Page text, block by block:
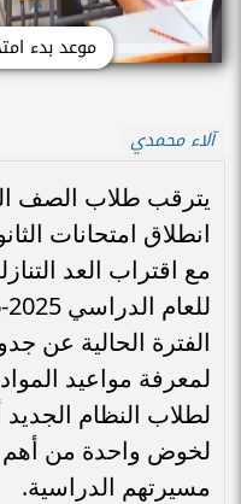
موعد بدء
آلاء محمدي
يترقب طلاب الصف
مع اقتراب العد
الفترة الحالية عن
لمعرفة مواعيد
لطلاب النظام الجديد
لخوض واحدة من أهم
مسيرتهم الدراسية.